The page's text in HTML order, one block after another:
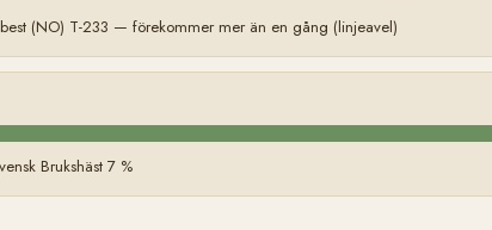
(NO) T-233 — förekommer mer än en gång (linjeavel)
Brukshäst 7 %